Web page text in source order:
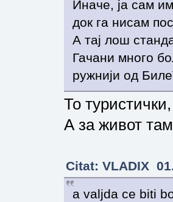
Иначе, ја сам
док га нисам
А тај лош
Гачани много
ружнији од
То
А за живот
Citat: VLADIX
a valjda ce biti